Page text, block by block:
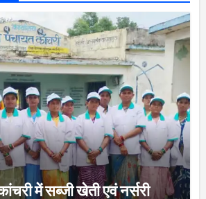
में सब्जी खेती एवं नर्सरी